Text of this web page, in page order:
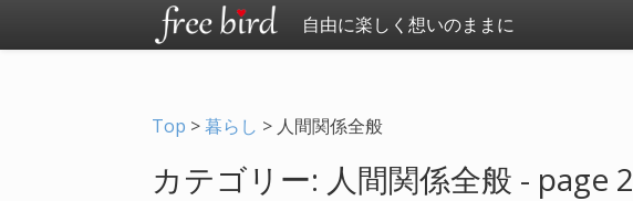
自由に楽しく想いのままに
Top >暮らし > 人間関係全般
カテゴリー: 人間関係全般 - page 2